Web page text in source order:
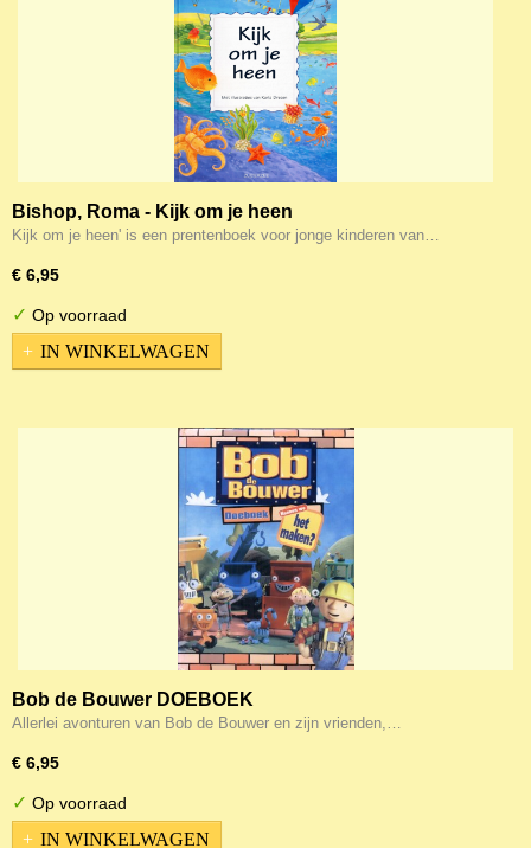
Bishop, Roma - Kijk om je heen
Kijk om je heen' is een prentenboek voor jonge kinderen van…
€ 6,95
✓ Op voorraad
IN WINKELWAGEN
Bob de Bouwer DOEBOEK
Allerlei avonturen van Bob de Bouwer en zijn vrienden,…
€ 6,95
✓ Op voorraad
IN WINKELWAGEN